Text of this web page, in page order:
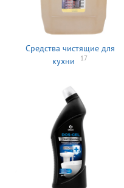
Средства чистящие для
кухни
17